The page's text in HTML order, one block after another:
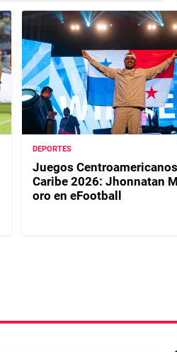
DEPORTES
Juegos
Caribe 2026: Jhonnatan
oro en eFootball